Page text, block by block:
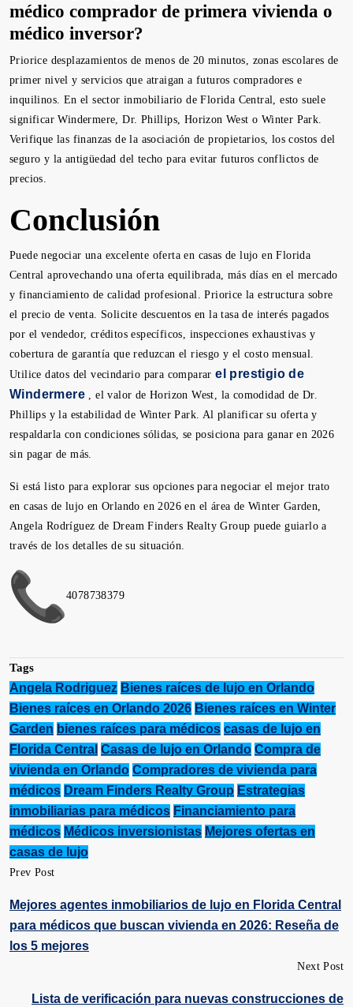
médico comprador de primera vivienda o
médico inversor?
Priorice desplazamientos de menos de 20 minutos, zonas escolares de
primer nivel y servicios que atraigan a futuros compradores e
inquilinos. En el sector inmobiliario de Florida Central, esto suele
significar Windermere, Dr. Phillips, Horizon West o Winter Park.
Verifique las finanzas de la asociación de propietarios, los costos del
seguro y la antigüedad del techo para evitar futuros conflictos de
precios.
Conclusión
Puede negociar una excelente oferta en casas de lujo en Florida
Central aprovechando una oferta equilibrada, más días en el mercado
y financiamiento de calidad profesional. Priorice la estructura sobre
el precio de venta. Solicite descuentos en la tasa de interés pagados
por el vendedor, créditos específicos, inspecciones exhaustivas y
cobertura de garantía que reduzcan el riesgo y el costo mensual.
Utilice datos del vecindario para compararel prestigio de
Windermere , el valor de Horizon West, la comodidad de Dr.
Phillips y la estabilidad de Winter Park. Al planificar su oferta y
respaldarla con condiciones sólidas, se posiciona para ganar en 2026
sin pagar de más.
Si está listo para explorar sus opciones para negociar el mejor trato
en casas de lujo en Orlando en 2026 en el área de Winter Garden,
Angela Rodríguez de Dream Finders Realty Group puede guiarlo a
través de los detalles de su situación.
4078738379
Tags
Angela Rodriguez Bienes raíces de lujo en Orlando
Bienes raíces en Orlando 2026 Bienes raíces en Winter
Garden bienes raíces para médicos casas de lujo en
Florida Central Casas de lujo en Orlando Compra de
vivienda en Orlando Compradores de vivienda para
médicos Dream Finders Realty Group Estrategias
inmobiliarias para médicos Financiamiento para
médicos Médicos inversionistas Mejores ofertas en
casas de lujo
Prev Post
Mejores agentes inmobiliarios de lujo en Florida Central
para médicos que buscan vivienda en 2026: Reseña de
los 5 mejores
Next Post
Lista de verificación para nuevas construcciones de